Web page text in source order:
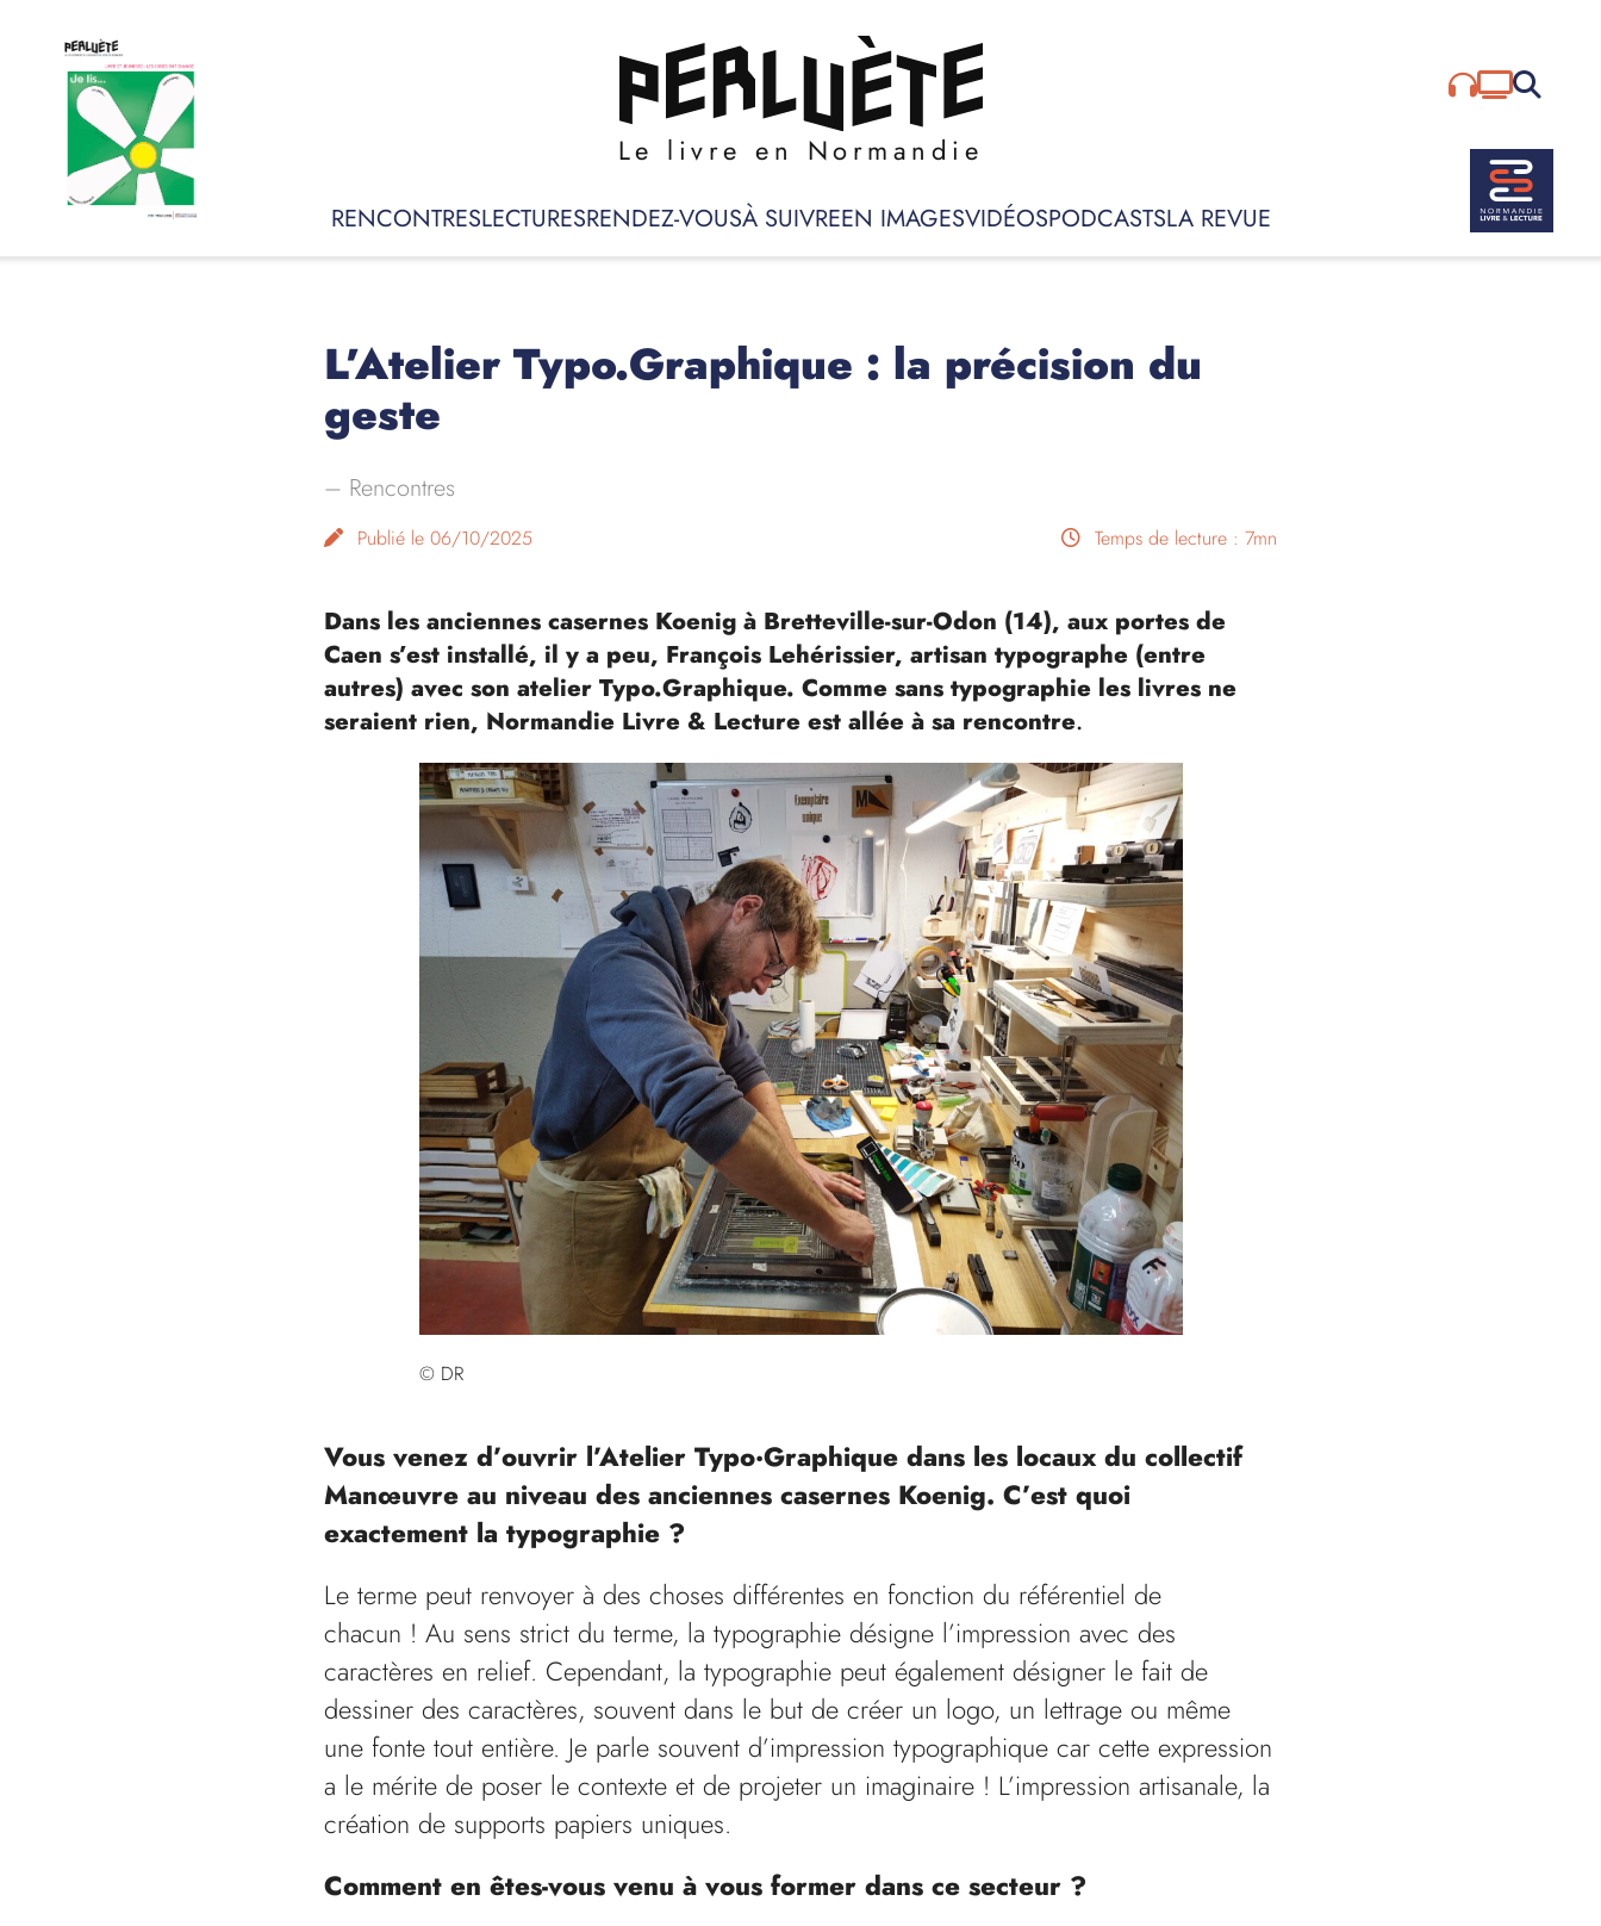
Le livre en Normandie
RENCONTRESLECTURESRENDEZ-VOUSÀ SUIVREEN IMAGESVIDÉOSPODCASTSLA REVUE
L’Atelier Typo.Graphique : la précision du
geste
– Rencontres
Publié le 06/10/2025 Temps de lecture : 7mn
Dans les anciennes casernes Koenig à Bretteville-sur-Odon (14), aux portes de
Caen s’est installé, il y a peu, François Lehérissier, artisan typographe (entre
autres) avec son atelier Typo.Graphique. Comme sans typographie les livres ne
seraient rien, Normandie Livre & Lecture est allée à sa rencontre.
© DR
Vous venez d’ouvrir l’Atelier Typo·Graphique dans les locaux du collectif
Manœuvre au niveau des anciennes casernes Koenig. C’est quoi
exactement la typographie ?
Le terme peut renvoyer à des choses différentes en fonction du référentiel de
chacun ! Au sens strict du terme, la typographie désigne l’impression avec des
caractères en relief. Cependant, la typographie peut également désigner le fait de
dessiner des caractères, souvent dans le but de créer un logo, un lettrage ou même
une fonte tout entière. Je parle souvent d’impression typographique car cette expression
a le mérite de poser le contexte et de projeter un imaginaire ! L’impression artisanale, la
création de supports papiers uniques.
Comment en êtes-vous venu à vous former dans ce secteur ?